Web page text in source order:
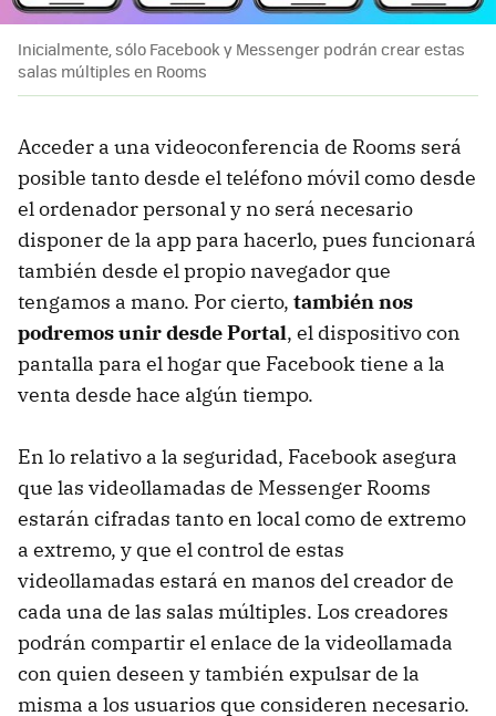
Inicialmente, sólo Facebook y Messenger podrán crear estas
salas múltiples en Rooms
Acceder a una videoconferencia de Rooms será
posible tanto desde el teléfono móvil como desde
el ordenador personal y no será necesario
disponer de la app para hacerlo, pues funcionará
también desde el propio navegador que
tengamos a mano. Por cierto, también nos
podremos unir desde Portal, el dispositivo con
pantalla para el hogar que Facebook tiene a la
venta desde hace algún tiempo.
En lo relativo a la seguridad, Facebook asegura
que las videollamadas de Messenger Rooms
estarán cifradas tanto en local como de extremo
a extremo, y que el control de estas
videollamadas estará en manos del creador de
cada una de las salas múltiples. Los creadores
podrán compartir el enlace de la videollamada
con quien deseen y también expulsar de la
misma a los usuarios que consideren necesario.